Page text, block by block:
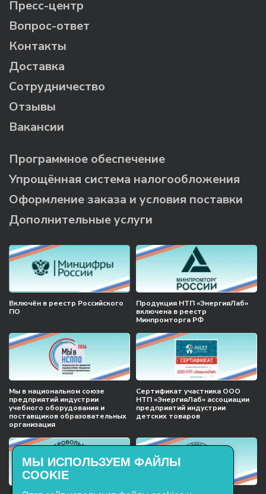
Пресс-центр
Вопрос-ответ
Контакты
Доставка
Сотрудничество
Отзывы
Вакансии
Программное обеспечение
Упрощённая система налогообложения
Оформление заказа и условия поставки
Дополнительные услуги
Включён в реестр Российского
ПО
Продукция НТП «ЭнергияЛаб»
включена в реестр
Минпромторга РФ
Мы в национальном союзе
предприятий индустрии
учебного оборудования и
поставщиков образовательных
организация
Сертификат участника ООО
НТП «ЭнергияЛаб» ассоциации
предприятий индустрии
детских товаров
МЫ ИСПОЛЬЗУЕМ ФАЙЛЫ
COOKIE